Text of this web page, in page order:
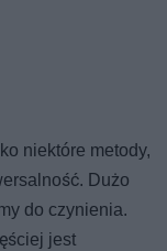
niektóre metody,
Dużo
do czynienia.
jest